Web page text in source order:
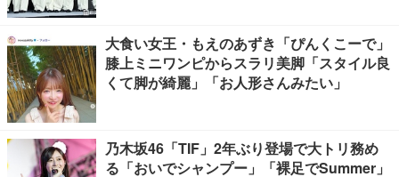
大食い女王・もえのあずき「ぴんくこーで」
膝上ミニワンピからスラリ美脚「スタイル良
くて脚が綺麗」「お人形さんみたい」
乃木坂46「TIF」2年ぶり登場で大トリ務め
る「おいでシャンプー」「裸足でSummer」